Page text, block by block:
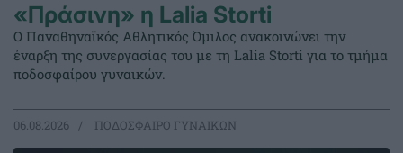
«Πράσινη» η Lalia Storti
Ο Παναθηναϊκός Αθλητικός Όμιλος ανακοινώνει την
έναρξη της συνεργασίας του με τη Lalia Storti για το τμήμα
ποδοσφαίρου γυναικών.
06.08.2026 ΠΟΔΟΣΦΑΙΡΟ ΓΥΝΑΙΚΩΝ